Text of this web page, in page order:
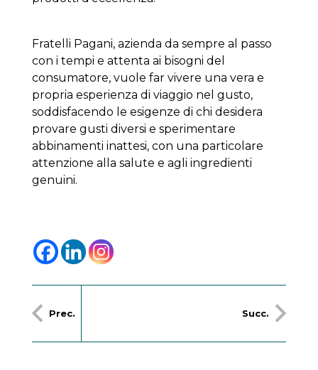
Fratelli Pagani, azienda da sempre al passo
con i tempi e attenta ai bisogni del
consumatore, vuole far vivere una vera e
propria esperienza di viaggio nel gusto,
soddisfacendo le esigenze di chi desidera
provare gusti diversi e sperimentare
abbinamenti inattesi, con una particolare
attenzione alla salute e agli ingredienti
genuini.
Prec. Succ.